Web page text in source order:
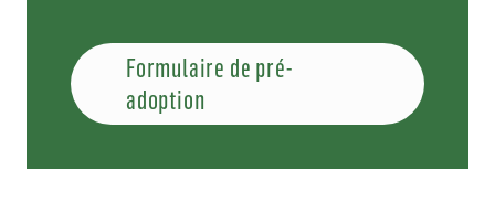
Formulaire de pré-
adoption